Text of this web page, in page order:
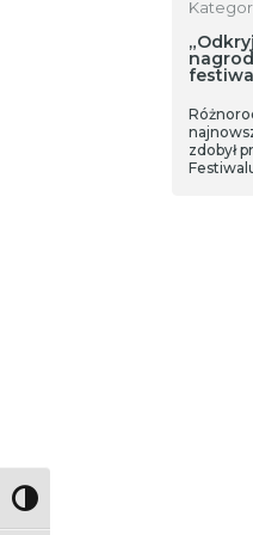
Toggle High Contrast
zdobył